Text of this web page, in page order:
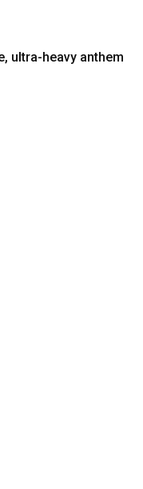
ultra-heavy anthem